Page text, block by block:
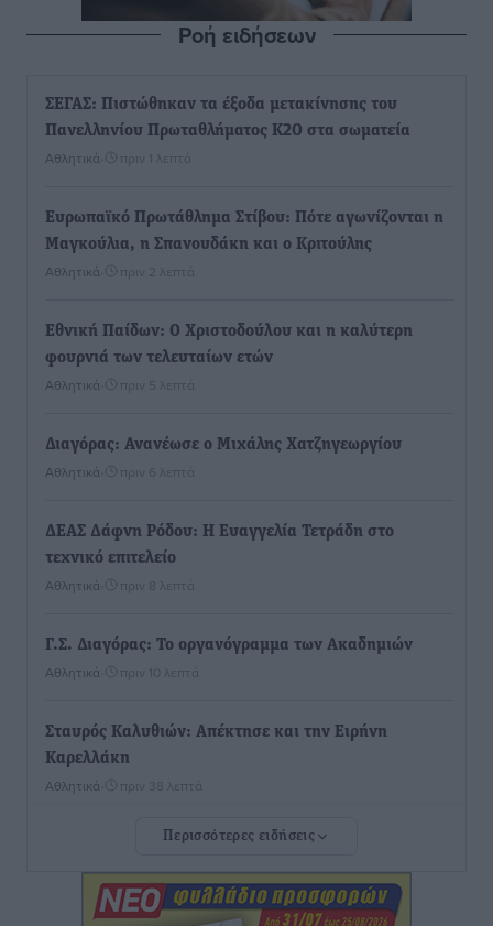
Ροή ειδήσεων
ΣΕΓΑΣ: Πιστώθηκαν τα έξοδα μετακίνησης του
Πανελληνίου Πρωταθλήματος Κ20 στα σωματεία
Αθλητικά πριν 1 λεπτό
Ευρωπαϊκό Πρωτάθλημα Στίβου: Πότε αγωνίζονται η
Μαγκούλια, η Σπανουδάκη και ο Κριτούλης
Αθλητικά πριν 2 λεπτά
Εθνική Παίδων: Ο Χριστοδούλου και η καλύτερη
φουρνιά των τελευταίων ετών
Αθλητικά πριν 5 λεπτά
Διαγόρας: Ανανέωσε ο Μιχάλης Χατζηγεωργίου
Αθλητικά πριν 6 λεπτά
ΔΕΑΣ Δάφνη Ρόδου: Η Ευαγγελία Τετράδη στο
τεχνικό επιτελείο
Αθλητικά πριν 8 λεπτά
Γ.Σ. Διαγόρας: Το οργανόγραμμα των Ακαδημιών
Αθλητικά πριν 10 λεπτά
Σταυρός Καλυθιών: Απέκτησε και την Ειρήνη
Καρελλάκη
Αθλητικά πριν 38 λεπτά
Πρωτάθλημα Καλαθοσφαίρισης Δικηγορικών
Συλλόγων Ελλάδας και Κύπρου: Η Ρόδος φιλοξένησε
με επιτυχία την 17η διοργάνωση
Περισσότερες ειδήσεις